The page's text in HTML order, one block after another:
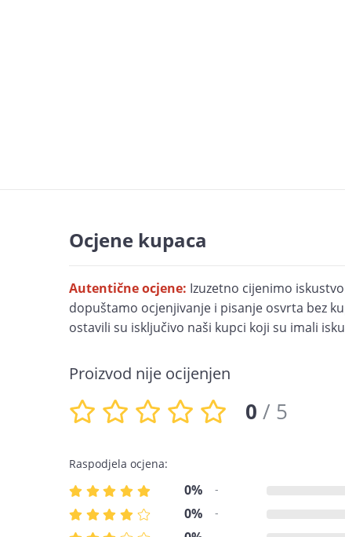
Ocjene kupaca
Autentične ocjene: Izuzetno cijenimo
dopuštamo ocjenjivanje i pisanje osvrta bez
ostavili su isključivo naši kupci koji su imali
Proizvod nije ocijenjen
0 / 5
Raspodjela ocjena:
0% -
0% -